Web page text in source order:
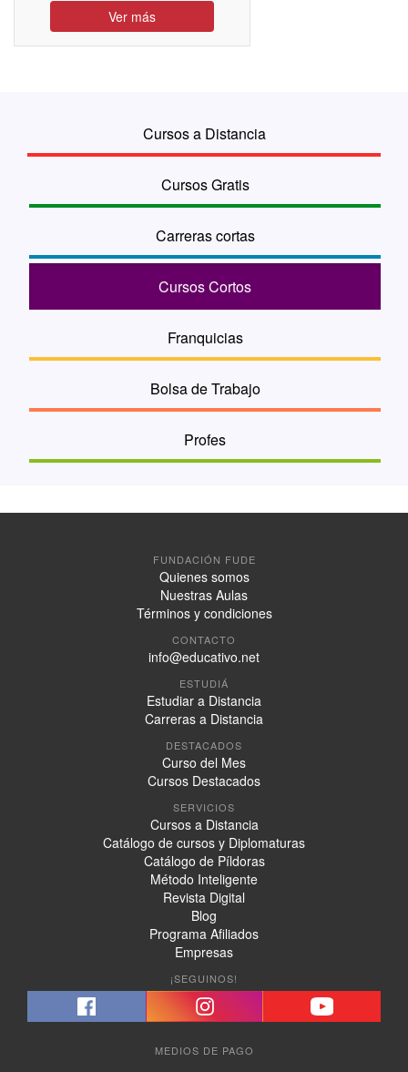
Ver más
Cursos a Distancia
Cursos Gratis
Carreras cortas
Cursos Cortos
Franquicias
Bolsa de Trabajo
Profes
FUNDACIÓN FUDE
Quienes somos
Nuestras Aulas
Términos y condiciones
CONTACTO
info@educativo.net
ESTUDIÁ
Estudiar a Distancia
Carreras a Distancia
DESTACADOS
Curso del Mes
Cursos Destacados
SERVICIOS
Cursos a Distancia
Catálogo de cursos y Diplomaturas
Catálogo de Píldoras
Método Inteligente
Revista Digital
Blog
Programa Afiliados
Empresas
¡SEGUINOS!
MEDIOS DE PAGO